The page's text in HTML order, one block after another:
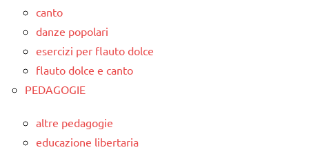
canto
danze popolari
esercizi per flauto dolce
flauto dolce e canto
PEDAGOGIE
altre pedagogie
educazione libertaria